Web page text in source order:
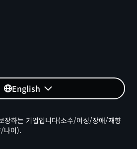
English
장하는 기업입니다(소수/여성/장애/재향
나이).